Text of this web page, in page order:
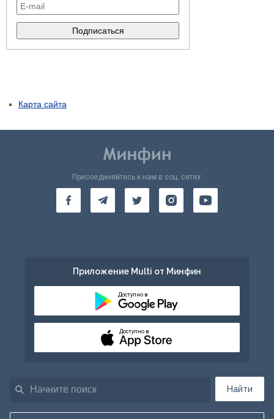
Карта сайта
Найти
Присоединяйтесь к нам в соц. сетях:
Приложение Multi от Минфин
Доступно в
Доступно в